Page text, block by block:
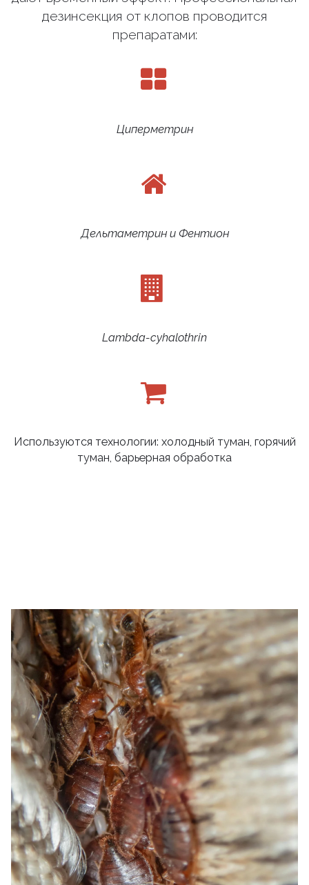
дезинсекция от клопов проводится
препаратами:
Циперметрин
Дельтаметрин и Фентион
Lambda-cyhalothrin
Используются технологии: холодный туман, горячий
туман, барьерная обработка